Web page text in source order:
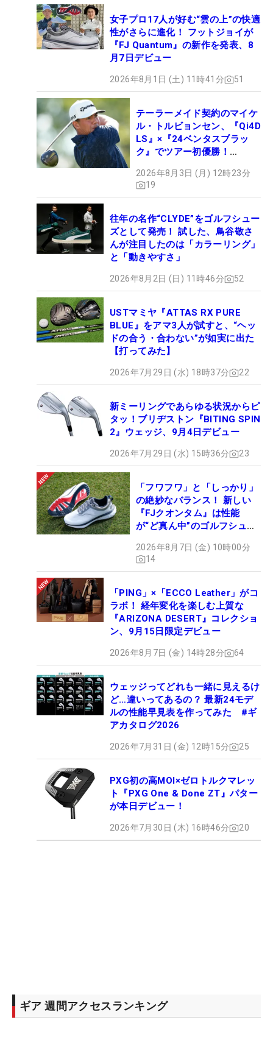
女子プロ17人が好む“雲の上”の快適
性がさらに進化！ フットジョイが
『FJ Quantum』の新作を発表、8
月7日デビュー
2026年8月1日 (土) 11時41分 51
テーラーメイド契約のマイケ
ル・トルビョンセン、『Qi4D
LS』×『24ベンタスブラッ
ク』でツアー初優勝！
2026年8月3日 (月) 12時23分
19
往年の名作“CLYDE”をゴルフシュー
ズとして発売！ 試した、鳥谷敬さ
んが注目したのは「カラーリング」
と「動きやすさ」
2026年8月2日 (日) 11時46分 52
USTマミヤ『ATTAS RX PURE
BLUE』をアマ3人が試すと、“ヘッ
ドの合う・合わない”が如実に出た
【打ってみた】
2026年7月29日 (水) 18時37分 22
新ミーリングであらゆる状況からピ
タッ！ブリヂストン『BITING SPIN
2』ウェッジ、9月4日デビュー
2026年7月29日 (水) 15時36分 23
「フワフワ」と「しっかり」
の絶妙なバランス！ 新しい
『FJクオンタム』は性能
が“ど真ん中”のゴルフシュー
2026年8月7日 (金) 10時00分
14
「PING」×「ECCO Leather」がコ
ラボ！ 経年変化を楽しむ上質な
『ARIZONA DESERT』コレクショ
ン、9月15日限定デビュー
2026年8月7日 (金) 14時28分 64
ウェッジってどれも一緒に見えるけ
ど…違いってあるの？ 最新24モデ
ルの性能早見表を作ってみた #ギ
アカタログ2026
2026年7月31日 (金) 12時15分 25
PXG初の高MOI×ゼロトルクマレッ
ト『PXG One & Done ZT』パター
が本日デビュー！
2026年7月30日 (木) 16時46分 20
ギア 週間アクセスランキング